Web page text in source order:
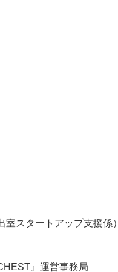
スタートアップ支援係）
』運営事務局